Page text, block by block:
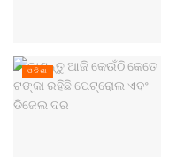
ଓଡିଶା